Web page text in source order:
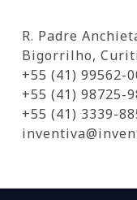
R. Padre
Bigorrilho,
+55 (41) 99562-
+55 (41) 98725-
+55 (41) 3339-